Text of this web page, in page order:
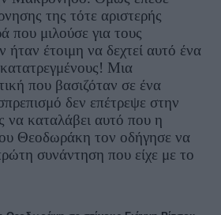
της τότε αριστερής
που μιλούσε για τους
ήταν έτοιμη να δεχτεί αυτό ένα
Μια
που βασιζόταν σε ένα
δεν επέτρεψε στην
να καταλάβει αυτό που η
Θεοδωράκη τον οδήγησε να
συνάντηση που είχε με το